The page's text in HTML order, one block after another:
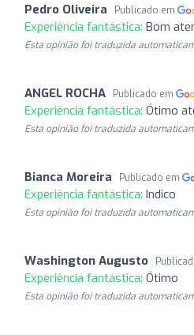
Pedro Oliveira Publicado em
Experiência fantástica: Bom
Esta opinião foi traduzida
ANGEL ROCHA Publicado em
Experiência fantástica: Ótimo
Esta opinião foi traduzida
Bianca Moreira Publicado em
Experiência fantástica: Indico
Esta opinião foi traduzida
Washington Augusto
Experiência fantástica: Ótimo
Esta opinião foi traduzida